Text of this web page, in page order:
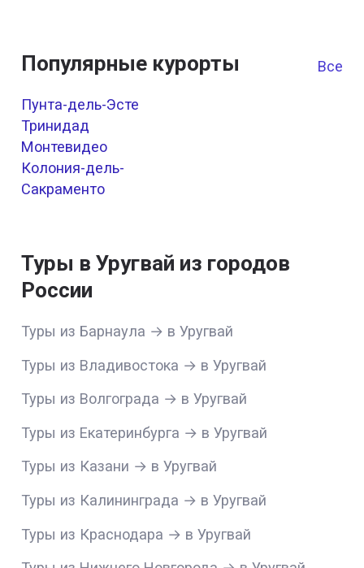
Популярные курорты Все
Пунта-дель-Эсте
Тринидад
Монтевидео
Колония-дель-
Сакраменто
Туры в Уругвай из городов
России
Туры из Барнаула → в Уругвай
Туры из Владивостока → в Уругвай
Туры из Волгограда → в Уругвай
Туры из Екатеринбурга → в Уругвай
Туры из Казани → в Уругвай
Туры из Калининграда → в Уругвай
Туры из Краснодара → в Уругвай